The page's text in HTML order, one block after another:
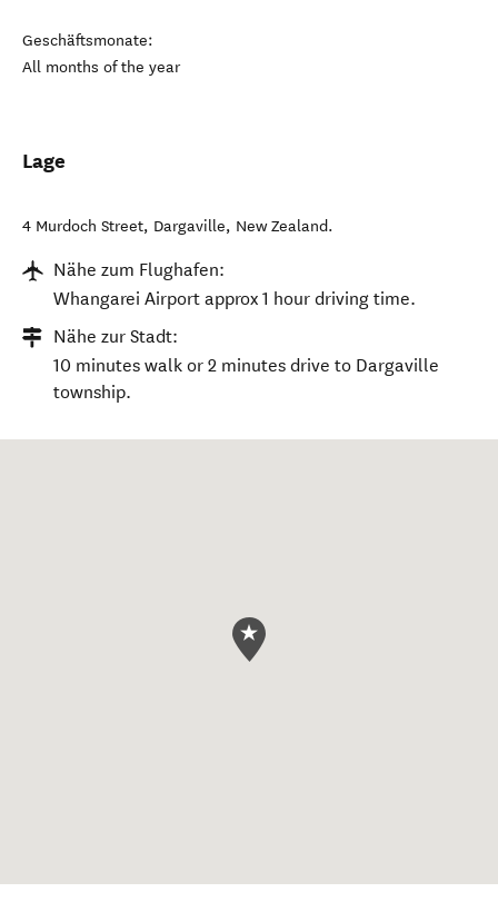
Geschäftsmonate:
All months of the year
Lage
4 Murdoch Street, Dargaville, New Zealand.
Nähe zum Flughafen:
Whangarei Airport approx 1 hour driving time.
Nähe zur Stadt:
10 minutes walk or 2 minutes drive to Dargaville
township.